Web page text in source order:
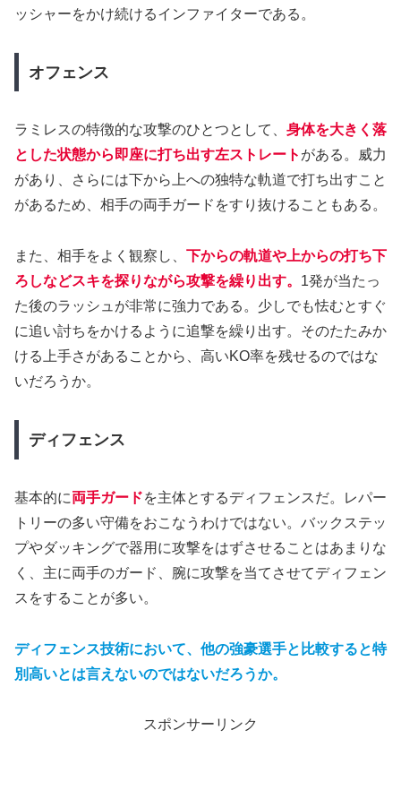
ッシャーをかけ続けるインファイターである。
オフェンス
ラミレスの特徴的な攻撃のひとつとして、 身体を大きく落
とした状態から即座に打ち出す左ストレート がある。威力
があり、さらには下から上への独特な軌道で打ち出すこと
があるため、相手の両手ガードをすり抜けることもある。
また、相手をよく観察し、 下からの軌道や上からの打ち下
ろしなどスキを探りながら攻撃を繰り出す。 1発が当たっ
た後のラッシュが非常に強力である。少しでも怯むとすぐ
に追い討ちをかけるように追撃を繰り出す。そのたたみか
ける上手さがあることから、高いKO率を残せるのではな
いだろうか。
ディフェンス
基本的に両手ガードを主体とするディフェンスだ。レパー
トリーの多い守備をおこなうわけではない。バックステッ
プやダッキングで器用に攻撃をはずさせることはあまりな
く、主に両手のガード、腕に攻撃を当てさせてディフェン
スをすることが多い。
ディフェンス技術において、他の強豪選手と比較すると特
別高いとは言えないのではないだろうか。
スポンサーリンク